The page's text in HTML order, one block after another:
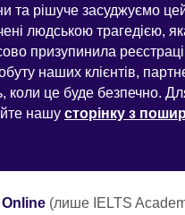
та рішуче засуджуємо
людською трагедією,
призупинила
наших клієнтів,
коли це буде безпечно.
нашу сторінку з
Online (лише IELTS